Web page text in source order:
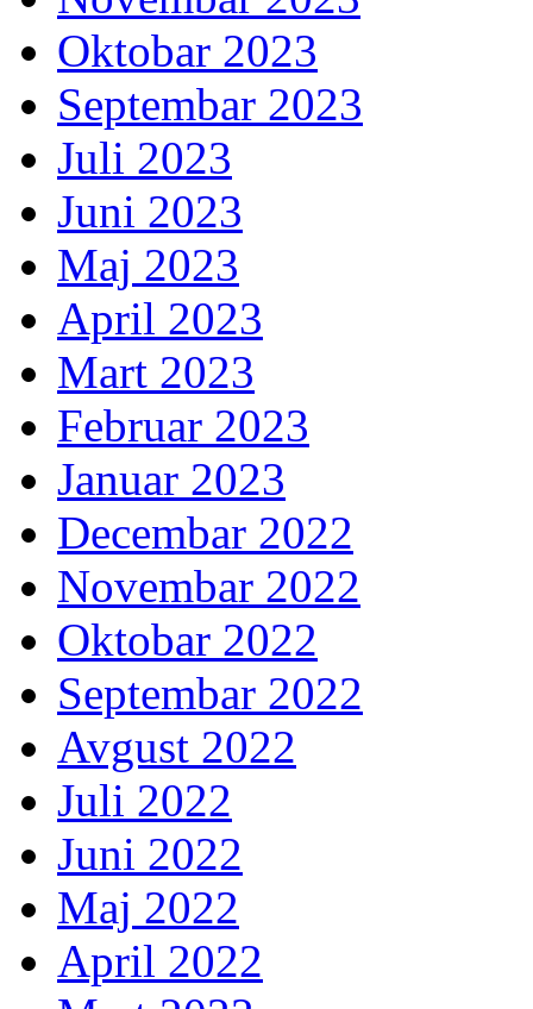
Oktobar 2023
Septembar 2023
Juli 2023
Juni 2023
Maj 2023
April 2023
Mart 2023
Februar 2023
Januar 2023
Decembar 2022
Novembar 2022
Oktobar 2022
Septembar 2022
Avgust 2022
Juli 2022
Juni 2022
Maj 2022
April 2022